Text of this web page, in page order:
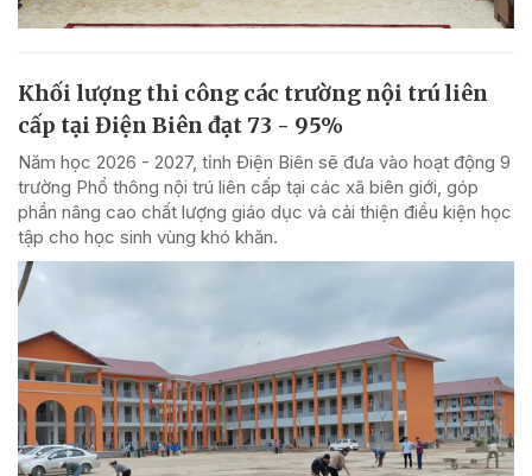
Khối lượng thi công các trường nội trú liên
cấp tại Điện Biên đạt 73 - 95%
Năm học 2026 - 2027, tỉnh Điện Biên sẽ đưa vào hoạt động 9
trường Phổ thông nội trú liên cấp tại các xã biên giới, góp
phần nâng cao chất lượng giáo dục và cải thiện điều kiện học
tập cho học sinh vùng khó khăn.